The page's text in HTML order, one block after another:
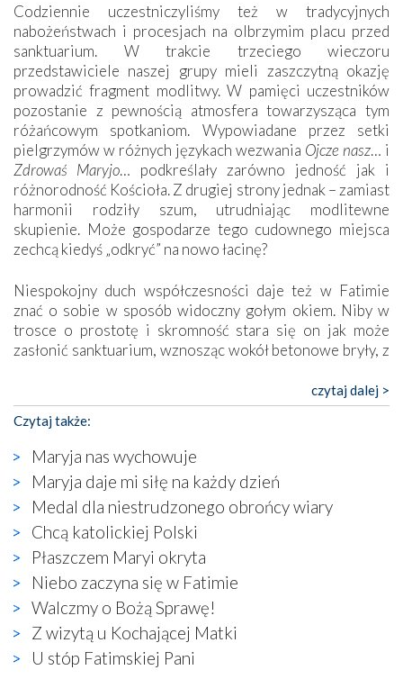
Codziennie uczestniczyliśmy też w tradycyjnych
nabożeństwach i procesjach na olbrzymim placu przed
sanktuarium. W trakcie trzeciego wieczoru
przedstawiciele naszej grupy mieli zaszczytną okazję
prowadzić fragment modlitwy. W pamięci uczestników
pozostanie z pewnością atmosfera towarzysząca tym
różańcowym spotkaniom. Wypowiadane przez setki
pielgrzymów w różnych językach wezwania Ojcze nasz… i
Zdrowaś Maryjo… podkreślały zarówno jedność jak i
różnorodność Kościoła. Z drugiej strony jednak – zamiast
harmonii rodziły szum, utrudniając modlitewne
skupienie. Może gospodarze tego cudownego miejsca
zechcą kiedyś „odkryć” na nowo łacinę?
Niespokojny duch współczesności daje też w Fatimie
znać o sobie w sposób widoczny gołym okiem. Niby w
trosce o prostotę i skromność stara się on jak może
zasłonić sanktuarium, wznosząc wokół betonowe bryły, z
katolickiego kultu. Tylko co wspólnego z żywą,
autentyczną wiarą mogą mieć płaskie, szare bunkry albo
kaplice, w których Tabernakulum przypomina bardziej
skrzynkę na narzędzia? Albo co powiedzieć o ustawionym
tuż przy nowej bazylice wielkim krzyżu, na którym
zamiast Chrystusa umieszczono dziwaczną postać jakby
wyjętą ze starożytnych hieroglifów? W kulturowym
kontekście naszych czasów to raczej karykatura niż godny
wizerunek Zbawiciela…
Zatem nawet w bezpośrednim otoczeniu sanktuarium
naocznie przekonaliśmy się, że wewnątrz Kościoła toczy
się ogromna walka o kształt katolicyzmu i o serca
wierzących. Do czego to zmaganie może prowadzić,
widzieliśmy w urokliwym, niewielkim mieście Obidos,
gdzie w miejscu dawnego kościoła działa dzisiaj…
czytaj dalej >
Czytaj także:
Maryja nas wychowuje
Maryja daje mi siłę na każdy dzień
Medal dla niestrudzonego obrońcy wiary
Chcą katolickiej Polski
Płaszczem Maryi okryta
Niebo zaczyna się w Fatimie
Walczmy o Bożą Sprawę!
Z wizytą u Kochającej Matki
U stóp Fatimskiej Pani